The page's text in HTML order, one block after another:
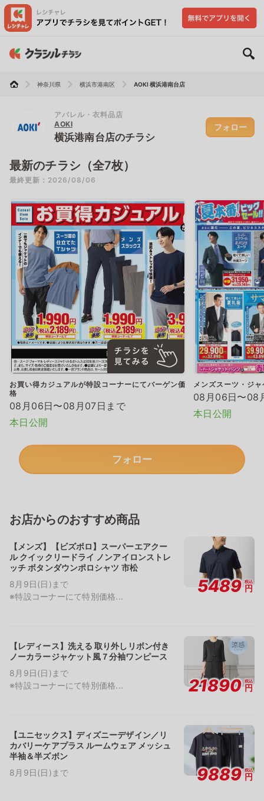
神奈川県 横浜市港南区 AOKI 横浜港南台店
アパレル・衣料品店
AOKI
横浜港南台店のチラシ
フォロー
最新のチラシ（全7枚）
最終更新：2026/08/06
お買い得カジュアルが特設コーナーにてバーゲン価
格
08月06日〜08月07日まで
本日公開
メンズスーツ・ジ
08月06日〜08
本日公開
フォロー
お店からのおすすめ商品
【メンズ】【ビズポロ】スーパーエアクー
ル クイックリードライ ノンアイロンストレ
ッチ ボタンダウンポロシャツ 市松
8月9日(日)まで
※特設コーナーにて特別価格...
5489 税込
円
【レディース】洗える 取り外しリボン付き
ノーカラージャケット風７分袖ワンピース
8月9日(日)まで
※特設コーナーにて特別価格...
21890 税込
円
【ユニセックス】ディズニーデザイン／リ
カバリーケアプラス ルームウェア メッシュ
半袖＆半ズボン
8月9日(日)まで
9889 税込
円